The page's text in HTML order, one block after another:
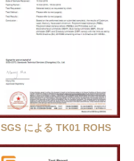
SGS による TK01 ROHS